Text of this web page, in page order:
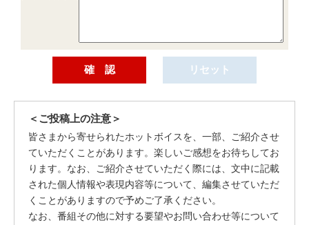
＜ご投稿上の注意＞
皆さまから寄せられたホットボイスを、一部、ご紹介させ
ていただくことがあります。楽しいご感想をお待ちしてお
ります。なお、ご紹介させていただく際には、文中に記載
された個人情報や表現内容等について、編集させていただ
くことがありますので予めご了承ください。
なお、番組その他に対する要望やお問い合わせ等について